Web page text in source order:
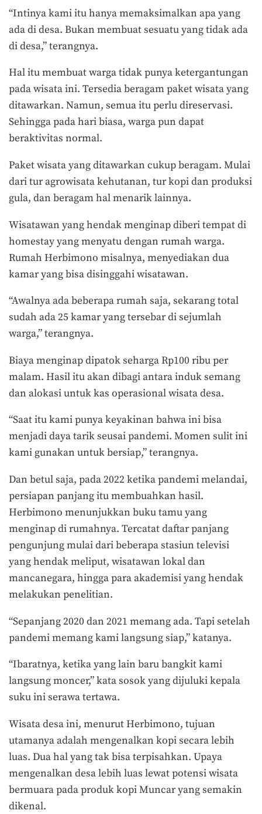
“Intinya kami itu hanya memaksimalkan apa yang
ada di desa. Bukan membuat sesuatu yang tidak ada
di desa,” terangnya.
Hal itu membuat warga tidak punya ketergantungan
pada wisata ini. Tersedia beragam paket wisata yang
ditawarkan. Namun, semua itu perlu direservasi.
Sehingga pada hari biasa, warga pun dapat
beraktivitas normal.
Paket wisata yang ditawarkan cukup beragam. Mulai
dari tur agrowisata kehutanan, tur kopi dan produksi
gula, dan beragam hal menarik lainnya.
Wisatawan yang hendak menginap diberi tempat di
homestay yang menyatu dengan rumah warga.
Rumah Herbimono misalnya, menyediakan dua
kamar yang bisa disinggahi wisatawan.
“Awalnya ada beberapa rumah saja, sekarang total
sudah ada 25 kamar yang tersebar di sejumlah
warga,” terangnya.
Biaya menginap dipatok seharga Rp100 ribu per
malam. Hasil itu akan dibagi antara induk semang
dan alokasi untuk kas operasional wisata desa.
“Saat itu kami punya keyakinan bahwa ini bisa
menjadi daya tarik seusai pandemi. Momen sulit ini
kami gunakan untuk bersiap,” terangnya.
Dan betul saja, pada 2022 ketika pandemi melandai,
persiapan panjang itu membuahkan hasil.
Herbimono menunjukkan buku tamu yang
menginap di rumahnya. Tercatat daftar panjang
pengunjung mulai dari beberapa stasiun televisi
yang hendak meliput, wisatawan lokal dan
mancanegara, hingga para akademisi yang hendak
melakukan penelitian.
“Sepanjang 2020 dan 2021 memang ada. Tapi setelah
pandemi memang kami langsung siap,” katanya.
“Ibaratnya, ketika yang lain baru bangkit kami
langsung moncer,” kata sosok yang dijuluki kepala
suku ini serawa tertawa.
Wisata desa ini, menurut Herbimono, tujuan
utamanya adalah mengenalkan kopi secara lebih
luas. Dua hal yang tak bisa terpisahkan. Upaya
mengenalkan desa lebih luas lewat potensi wisata
bermuara pada produk kopi Muncar yang semakin
dikenal.